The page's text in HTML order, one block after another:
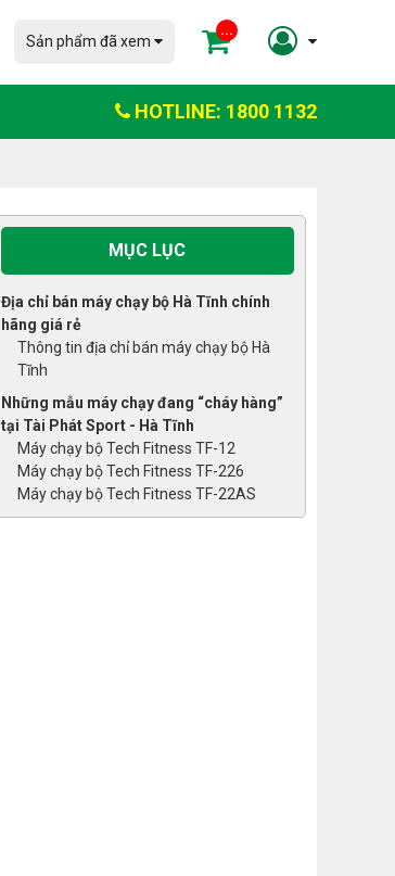
Sản phẩm đã xem
...
HOTLINE: 1800 1132
MỤC LỤC
Địa chỉ bán máy chạy bộ Hà Tĩnh chính
hãng giá rẻ
Thông tin địa chỉ bán máy chạy bộ Hà
Tĩnh
Những mẫu máy chạy đang “cháy hàng”
tại Tài Phát Sport - Hà Tĩnh
Máy chạy bộ Tech Fitness TF-12
Máy chạy bộ Tech Fitness TF-226
Máy chạy bộ Tech Fitness TF-22AS